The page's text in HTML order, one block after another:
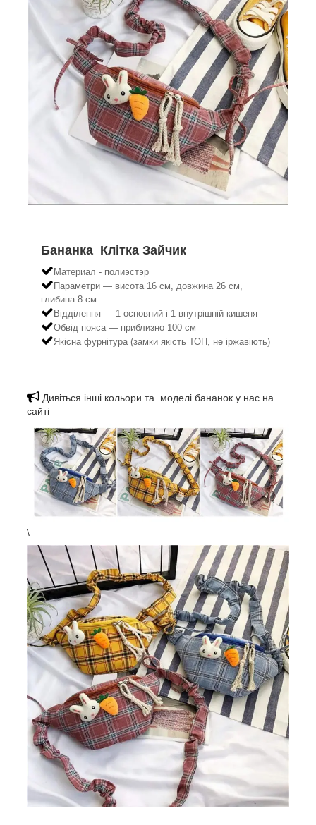
Бананка Клітка Зайчик
Материал - полиэстэр
Параметри — висота 16 см, довжина 26 см,
глибина 8 см
Відділення — 1 основний і 1 внутрішній кишеня
Обвід пояса — приблизно 100 см
Якісна фурнітура (замки якість ТОП, не іржавіють)
Дивіться інші кольори та моделі бананок у нас на
сайті
\